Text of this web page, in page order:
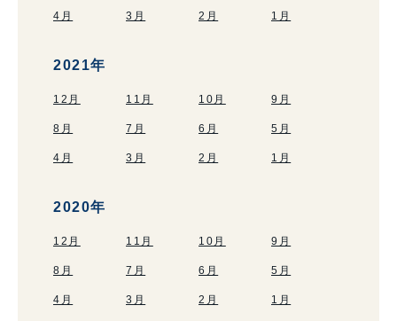
4月 3月 2月 1月
2021年
12月 11月 10月 9月
8月 7月 6月 5月
4月 3月 2月 1月
2020年
12月 11月 10月 9月
8月 7月 6月 5月
4月 3月 2月 1月